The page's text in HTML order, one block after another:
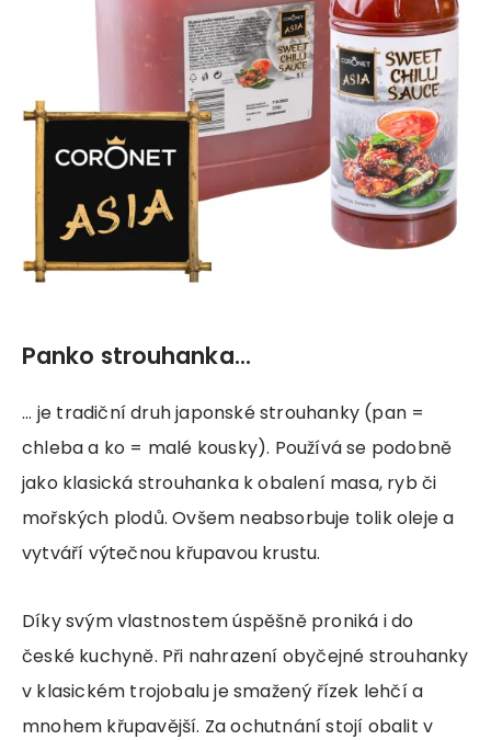
Panko strouhanka...
... je tradiční druh japonské strouhanky (pan =
chleba a ko = malé kousky). Používá se podobně
jako klasická strouhanka k obalení masa, ryb či
mořských plodů. Ovšem neabsorbuje tolik oleje a
vytváří výtečnou křupavou krustu.
Díky svým vlastnostem úspěšně proniká i do
české kuchyně. Při nahrazení obyčejné strouhanky
v klasickém trojobalu je smažený řízek lehčí a
mnohem křupavější. Za ochutnání stojí obalit v